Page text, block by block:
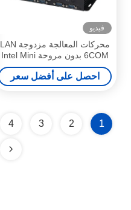
فيديو
محركات المعالجة مزدوجة LAN
6COM بدون مروحة Intel Mini
PC Core Series Celeron
3855U مع SSD MSATA
احصل على أفضل سعر
1
2
3
4